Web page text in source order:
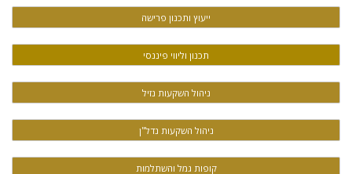
ייעוץ ותכנון פרישה
תכנון וליווי פיננסי
ניהול השקעות נזיל
ניהול השקעות נדל"ן
קופות גמל והשתלמות